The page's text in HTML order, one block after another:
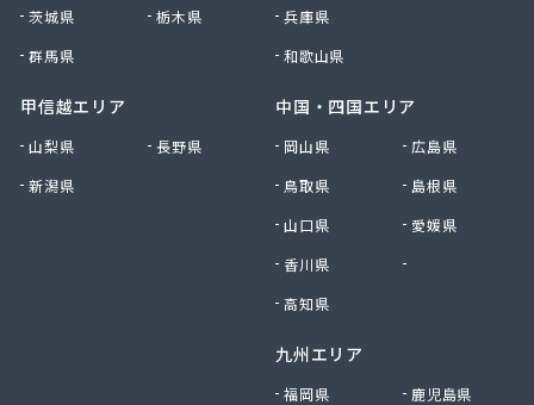
有限会社佐久燃料
有限会社秋山商店
有限会社小串商店
有限会社小池燃料店
有限会社大内商店ビックイン
茨城県
栃木県
群馬県
甲信越エリア
山梨県
長野県
新潟県
兵庫県
和歌山県
中国・四国エリア
岡山県
広島県
鳥取県
島根県
山口県
愛媛県
香川県
高知県
九州エリア
福岡県
鹿児島県